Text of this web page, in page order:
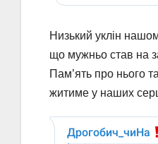
Низький уклін
що мужньо став на
Пам’ять про нього
житиме у наших